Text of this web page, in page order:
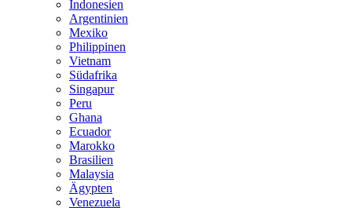
Indonesien
Argentinien
Mexiko
Philippinen
Vietnam
Südafrika
Singapur
Peru
Ghana
Ecuador
Marokko
Brasilien
Malaysia
Ägypten
Venezuela